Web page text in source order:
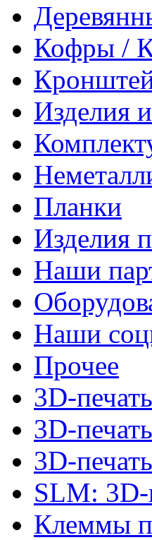
Кофры /
Изделия
Планки
Изделия
Наши
Наши
Прочее
3D-
3D-
3D-
SLM: 3D-
Клеммы